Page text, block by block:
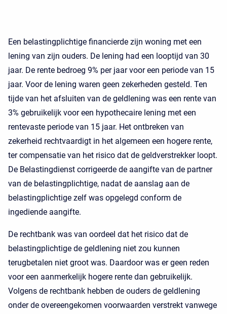
Een belastingplichtige financierde zijn woning met een
lening van zijn ouders. De lening had een looptijd van 30
jaar. De rente bedroeg 9% per jaar voor een periode van 15
jaar. Voor de lening waren geen zekerheden gesteld. Ten
tijde van het afsluiten van de geldlening was een rente van
3% gebruikelijk voor een hypothecaire lening met een
rentevaste periode van 15 jaar. Het ontbreken van
zekerheid rechtvaardigt in het algemeen een hogere rente,
ter compensatie van het risico dat de geldverstrekker loopt.
De Belastingdienst corrigeerde de aangifte van de partner
van de belastingplichtige, nadat de aanslag aan de
belastingplichtige zelf was opgelegd conform de
ingediende aangifte.
De rechtbank was van oordeel dat het risico dat de
belastingplichtige de geldlening niet zou kunnen
terugbetalen niet groot was. Daardoor was er geen reden
voor een aanmerkelijk hogere rente dan gebruikelijk.
Volgens de rechtbank hebben de ouders de geldlening
onder de overeengekomen voorwaarden verstrekt vanwege